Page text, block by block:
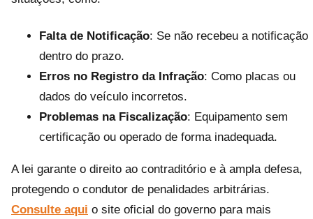
Falta de Notificação: Se não recebeu a notificação
dentro do prazo.
Erros no Registro da Infração: Como placas ou
dados do veículo incorretos.
Problemas na Fiscalização: Equipamento sem
certificação ou operado de forma inadequada.
A lei garante o direito ao contraditório e à ampla defesa,
protegendo o condutor de penalidades arbitrárias.
Consulte aqui o site oficial do governo para mais